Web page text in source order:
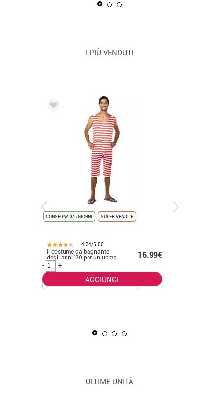
I PIÙ VENDUTI
CONSEGNA 3/5 GIORNI SUPER VENDITE
4.34/5.00
Il costume da bagnante
degli anni '20 per un uomo
16.99€
-
+
AGGIUNGI
ULTIME UNITÀ